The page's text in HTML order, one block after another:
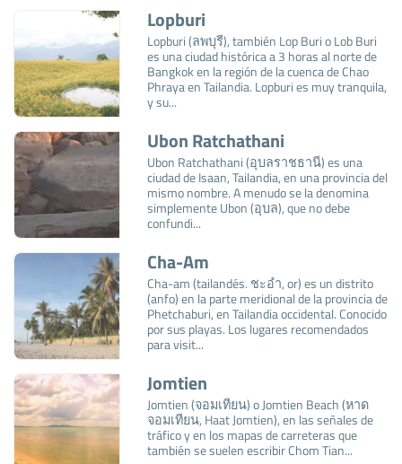
Lopburi
Lopburi (ลพบุรี), también Lop Buri o Lob Buri
es una ciudad histórica a 3 horas al norte de
Bangkok en la región de la cuenca de Chao
Phraya en Tailandia. Lopburi es muy tranquila,
y su...
Ubon Ratchathani
Ubon Ratchathani (อุบลราชธานี) es una
ciudad de Isaan, Tailandia, en una provincia del
mismo nombre. A menudo se la denomina
simplemente Ubon (อุบล), que no debe
confundi...
Cha-Am
Cha-am (tailandés. ชะอำ, or) es un distrito
(anfo) en la parte meridional de la provincia de
Phetchaburi, en Tailandia occidental. Conocido
por sus playas. Los lugares recomendados
para visit...
Jomtien
Jomtien (จอมเทียน) o Jomtien Beach (หาด
จอมเทียน, Haat Jomtien), en las señales de
tráfico y en los mapas de carreteras que
también se suelen escribir Chom Tian...